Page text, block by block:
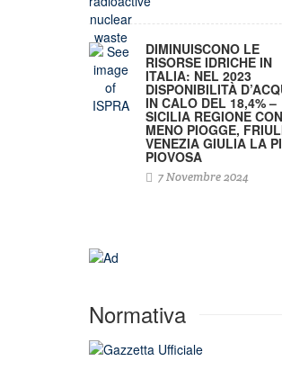
DIMINUISCONO LE
RISORSE IDRICHE IN
ITALIA: NEL 2023
DISPONIBILITÀ
IN CALO DEL 18,4% –
SICILIA REGIONE CON
MENO PIOGGE,
VENEZIA GIULIA LA
PIOVOSA
7 Novembre 2024
Normativa